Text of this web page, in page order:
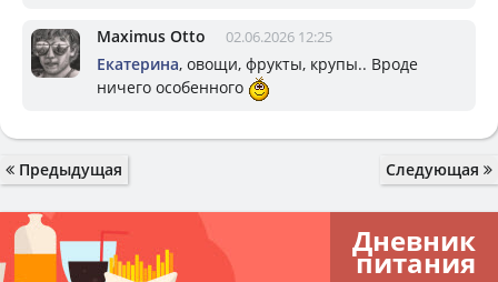
Maximus Otto 02.06.2026 12:25
Екатерина, овощи, фрукты, крупы.. Вроде
ничего особенного
Предыдущая Следующая
Дневник
питания